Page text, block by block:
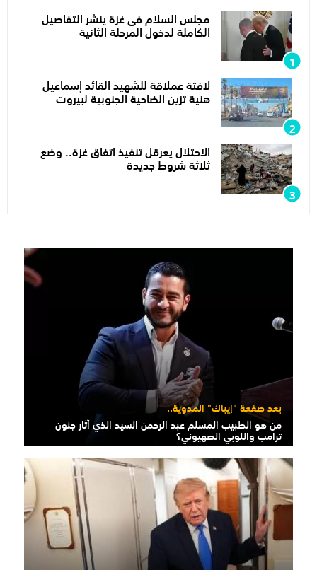
مجلس السلام فى غزة ينشر التفاصيل
الكاملة لدخول المرحلة الثانية
لافتة عملاقة للشهيد القائد إسماعيل
هنية تزين الضاحية الجنوبية لبيروت
الاحتلال يعرقل تنفيذ اتفاق غزة.. وضع
ثلاثة شروط جديدة
بعد صفعة "إيباك" المدوية..
من هو الطبيب المسلم عبد الرحمن السيد الذي أثار جنون
ترامب واللوبي الصهيوني؟